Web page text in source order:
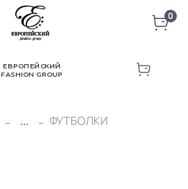
0
ЕВРОПЕЙСКИЙ
FASHION GROUP
... ФУТБОЛКИ